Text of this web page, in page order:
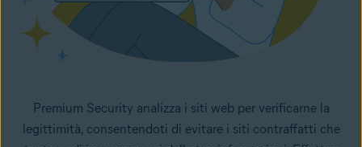
Premium Security analizza i siti web per verificarne la
legittimità, consentendoti di evitare i siti contraffatti che